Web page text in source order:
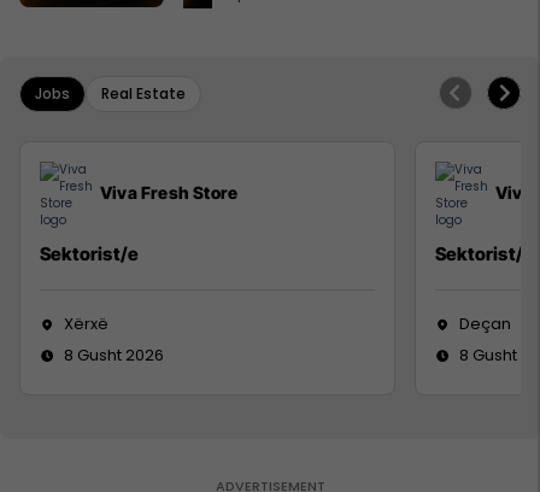
Jobs Real Estate
Viva Fresh Store
Sektorist/e
Xërxë
8 Gusht 2026
Viva
Sektorist/e
Deçan
8 Gusht